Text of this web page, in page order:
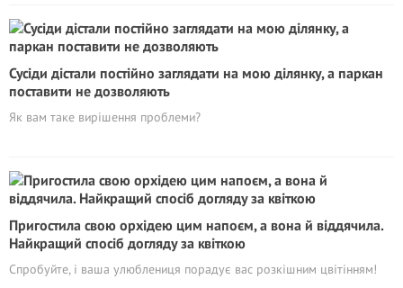
Сусіди дістали постійно заглядати на мою ділянку, а паркан
поставити не дозволяють
Як вам таке вирішення проблеми?
Пригостила свою орхідею цим напоєм, а вона й віддячила.
Найкращий спосіб догляду за квіткою
Спробуйте, і ваша улюблениця порадує вас розкішним цвітінням!